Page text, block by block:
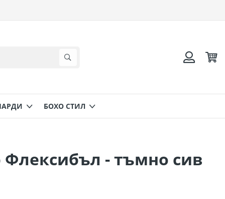
БОХО СТИЛ
Флексибъл - тъмно сив